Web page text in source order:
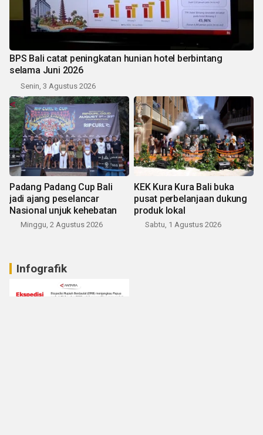
BPS Bali catat peningkatan hunian hotel berbintang
selama Juni 2026
Senin, 3 Agustus 2026
Padang Padang Cup Bali
jadi ajang peselancar
Nasional unjuk kehebatan
Minggu, 2 Agustus 2026
KEK Kura Kura Bali buka
pusat perbelanjaan dukung
produk lokal
Sabtu, 1 Agustus 2026
Infografik